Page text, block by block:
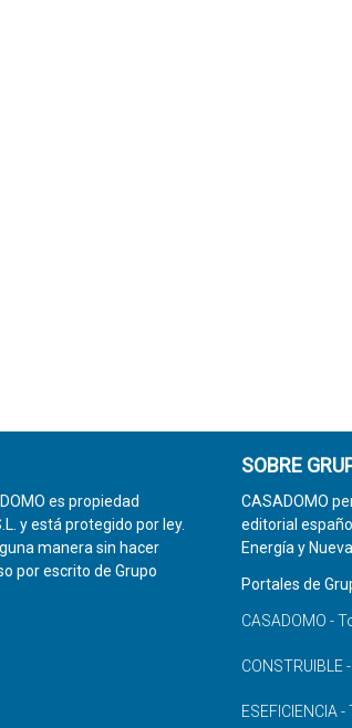
es propiedad
y está protegido por ley.
manera sin hacer
por escrito de Grupo
SOBRE
CASADOMO
editorial
Energía y
Portales de
CASADOMO -
ESEFICIENCIA